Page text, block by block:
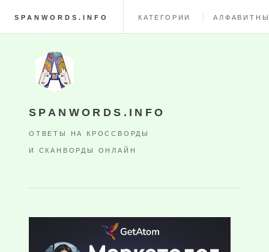
SPANWORDS.INFO КАТЕГОРИИ
SPANWORDS.INFO
ОТВЕТЫ НА КРОССВОРДЫ
И СКАНВОРДЫ ОНЛАЙН